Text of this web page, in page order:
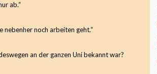
ab.“
nebenher noch arbeiten geht.“
an der ganzen Uni bekannt war?